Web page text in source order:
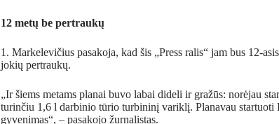
12 metų be pertraukų
Markelevičius pasakoja, kad šis „Press ralis“ jam bus 12-
jokių pertraukų.
„Ir šiems metams planai buvo labai dideli ir gražūs: norėjau
turinčiu 1,6 l darbinio tūrio turbininį variklį. Planavau
gyvenimas“, – pasakojo žurnalistas.